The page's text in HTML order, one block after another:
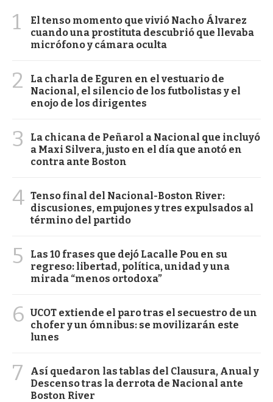
1
El tenso momento que vivió Nacho Álvarez
cuando una prostituta descubrió que llevaba
micrófono y cámara oculta
2
La charla de Eguren en el vestuario de
Nacional, el silencio de los futbolistas y el
enojo de los dirigentes
3
La chicana de Peñarol a Nacional que incluyó
a Maxi Silvera, justo en el día que anotó en
contra ante Boston
4 Tenso final del Nacional-Boston River:
discusiones, empujones y tres expulsados al
término del partido
5
Las 10 frases que dejó Lacalle Pou en su
regreso: libertad, política, unidad y una
mirada “menos ortodoxa”
6 UCOT extiende el paro tras el secuestro de un
chofer y un ómnibus: se movilizarán este
lunes
7
Así quedaron las tablas del Clausura, Anual y
Descenso tras la derrota de Nacional ante
Boston River